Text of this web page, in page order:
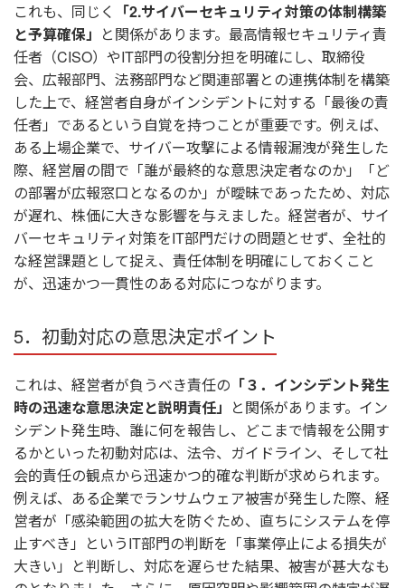
これも、同じく
「2.サイバーセキュリティ対策の体制構築
と予算確保」 と関係があります。最高情報セキュリティ責
任者（CISO）やIT部門の役割分担を明確にし、取締役
会、広報部門、法務部門など関連部署との連携体制を構築
した上で、経営者自身がインシデントに対する「最後の責
任者」であるという自覚を持つことが重要です。例えば、
ある上場企業で、サイバー攻撃による情報漏洩が発生した
際、経営層の間で「誰が最終的な意思決定者なのか」「ど
の部署が広報窓口となるのか」が曖昧であったため、対応
が遅れ、株価に大きな影響を与えました。経営者が、サイ
バーセキュリティ対策をIT部門だけの問題とせず、全社的
な経営課題として捉え、責任体制を明確にしておくこと
が、迅速かつ一貫性のある対応につながります。
5．初動対応の意思決定ポイント
これは、経営者が負うべき責任の 「３．インシデント発生
時の迅速な意思決定と説明責任」 と関係があります。イン
シデント発生時、誰に何を報告し、どこまで情報を公開す
るかといった初動対応は、法令、ガイドライン、そして社
会的責任の観点から迅速かつ的確な判断が求められます。
例えば、ある企業でランサムウェア被害が発生した際、経
営者が「感染範囲の拡大を防ぐため、直ちにシステムを停
止すべき」というIT部門の判断を「事業停止による損失が
大きい」と判断し、対応を遅らせた結果、被害が甚大なも